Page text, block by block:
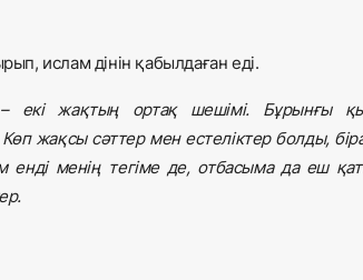
ислам дінін қабылдаған еді.
екі жақтың ортақ шешімі. Бұрынғы
жақсы сәттер мен естеліктер болды,
менің тегіме де, отбасымa да еш